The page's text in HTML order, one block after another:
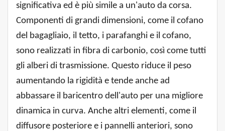
significativa ed è più simile a un'auto da corsa.
Componenti di grandi dimensioni, come il cofano
del bagagliaio, il tetto, i parafanghi e il cofano,
sono realizzati in fibra di carbonio, così come tutti
gli alberi di trasmissione. Questo riduce il peso
aumentando la rigidità e tende anche ad
abbassare il baricentro dell'auto per una migliore
dinamica in curva. Anche altri elementi, come il
diffusore posteriore e i pannelli anteriori, sono